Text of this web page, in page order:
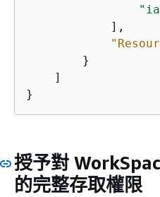
            ],
        }
    ]
}
授予對
的完整存取權限